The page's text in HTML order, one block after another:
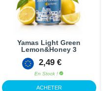
Yamas Light Green
Lemon&Honey 3
2,49 €
En Stock !
ACHETER